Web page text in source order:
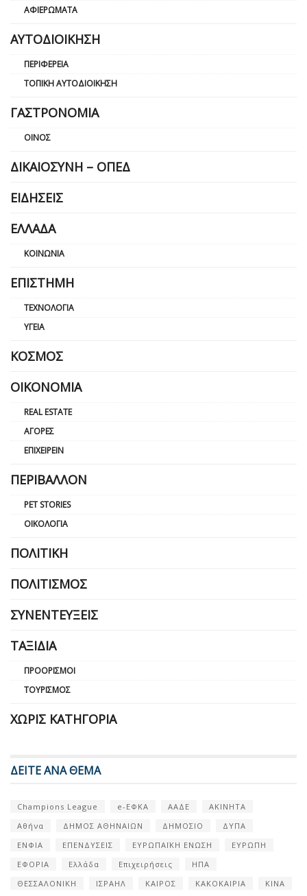
ΑΦΙΕΡΏΜΑΤΑ
ΑΥΤΟΔΙΟΊΚΗΣΗ
ΠΕΡΙΦΈΡΕΙΑ
ΤΟΠΙΚΉ ΑΥΤΟΔΙΟΊΚΗΣΗ
ΓΑΣΤΡΟΝΟΜΊΑ
ΟΊΝΟΣ
ΔΙΚΑΙΟΣΎΝΗ – ΟΠΕΔ
ΕΙΔΉΣΕΙΣ
ΕΛΛΆΔΑ
ΚΟΙΝΩΝΊΑ
ΕΠΙΣΤΉΜΗ
ΤΕΧΝΟΛΟΓΊΑ
ΥΓΕΊΑ
ΚΌΣΜΟΣ
ΟΙΚΟΝΟΜΊΑ
REAL ESTATE
ΑΓΟΡΈΣ
ΕΠΙΧΕΙΡΕΊΝ
ΠΕΡΙΒΆΛΛΟΝ
PET STORIES
ΟΙΚΟΛΟΓΊΑ
ΠΟΛΙΤΙΚΉ
ΠΟΛΙΤΙΣΜΌΣ
ΣΥΝΕΝΤΕΎΞΕΙΣ
ΤΑΞΊΔΙΑ
ΠΡΟΟΡΙΣΜΟΊ
ΤΟΥΡΙΣΜΌΣ
ΧΩΡΊΣ ΚΑΤΗΓΟΡΊΑ
ΔΕΙΤΕ ΑΝΑ ΘΕΜΑ
Champions League e-ΕΦΚΑ ΑΑΔΕ
ΑΚΙΝΗΤΑ
Αθήνα
ΔΗΜΟΣ ΑΘΗΝΑΙΩΝ ΔΗΜΟΣΙΟ
ΔΥΠΑ
ΕΝΦΙΑ
ΕΠΕΝΔΥΣΕΙΣ ΕΥΡΩΠΑΪΚΗ ΕΝΩΣΗ
ΕΥΡΩΠΗ
ΕΦΟΡΙΑ
Ελλάδα Επιχειρήσεις
ΗΠΑ
ΘΕΣΣΑΛΟΝΙΚΗ
ΙΣΡΑΗΛ ΚΑΙΡΟΣ ΚΑΚΟΚΑΙΡΙΑ
ΚΙΝΑ